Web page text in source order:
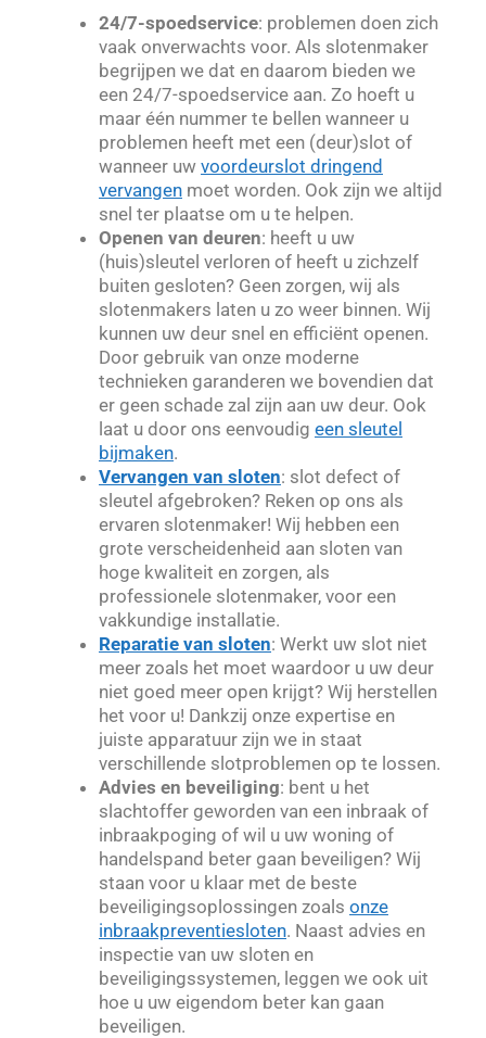
24/7-spoedservice: problemen doen zich
vaak onverwachts voor. Als slotenmaker
begrijpen we dat en daarom bieden we
een 24/7-spoedservice aan. Zo hoeft u
maar één nummer te bellen wanneer u
problemen heeft met een (deur)slot of
wanneer uw voordeurslot dringend
vervangen moet worden. Ook zijn we altijd
snel ter plaatse om u te helpen.
Openen van deuren: heeft u uw
(huis)sleutel verloren of heeft u zichzelf
buiten gesloten? Geen zorgen, wij als
slotenmakers laten u zo weer binnen. Wij
kunnen uw deur snel en efficiënt openen.
Door gebruik van onze moderne
technieken garanderen we bovendien dat
er geen schade zal zijn aan uw deur. Ook
laat u door ons eenvoudig een sleutel
bijmaken.
Vervangen van sloten: slot defect of
sleutel afgebroken? Reken op ons als
ervaren slotenmaker! Wij hebben een
grote verscheidenheid aan sloten van
hoge kwaliteit en zorgen, als
professionele slotenmaker, voor een
vakkundige installatie.
Reparatie van sloten: Werkt uw slot niet
meer zoals het moet waardoor u uw deur
niet goed meer open krijgt? Wij herstellen
het voor u! Dankzij onze expertise en
juiste apparatuur zijn we in staat
verschillende slotproblemen op te lossen.
Advies en beveiliging: bent u het
slachtoffer geworden van een inbraak of
inbraakpoging of wil u uw woning of
handelspand beter gaan beveiligen? Wij
staan voor u klaar met de beste
beveiligingsoplossingen zoals onze
inbraakpreventiesloten. Naast advies en
inspectie van uw sloten en
beveiligingssystemen, leggen we ook uit
hoe u uw eigendom beter kan gaan
beveiligen.